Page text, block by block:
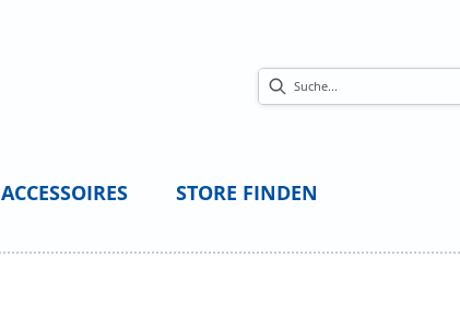
ACCESSOIRES STORE FINDEN